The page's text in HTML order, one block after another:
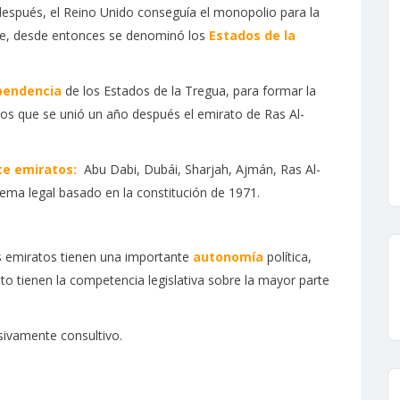
el Reino Unido conseguía el monopolio para la
desde entonces se denominó los Estados de la
de los Estados de la Tregua, para formar la
que se unió un año después el emirato de Ras Al-
emiratos: Abu Dabi, Dubái, Sharjah, Ajmán, Ras Al-
legal basado en la constitución de 1971.
emiratos tienen una importante autonomía política,
tienen la competencia legislativa sobre la mayor parte
consultivo.